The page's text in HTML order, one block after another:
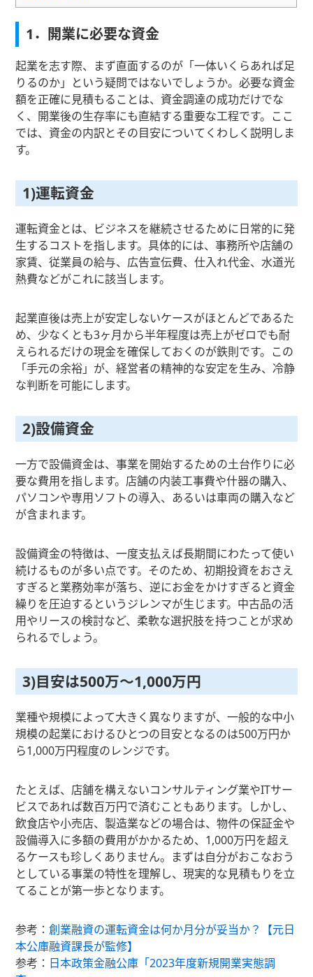
1．開業に必要な資金
起業を志す際、まず直面するのが「一体いくらあれば足
りるのか」という疑問ではないでしょうか。必要な資金
額を正確に見積もることは、資金調達の成功だけでな
く、開業後の生存率にも直結する重要な工程です。ここ
では、資金の内訳とその目安についてくわしく説明しま
す。
1)運転資金
運転資金とは、ビジネスを継続させるために日常的に発
生するコストを指します。具体的には、事務所や店舗の
家賃、従業員の給与、広告宣伝費、仕入れ代金、水道光
熱費などがこれに該当します。
起業直後は売上が安定しないケースがほとんどであるた
め、少なくとも3ヶ月から半年程度は売上がゼロでも耐
えられるだけの現金を確保しておくのが鉄則です。この
「手元の余裕」が、経営者の精神的な安定を生み、冷静
な判断を可能にします。
2)設備資金
一方で設備資金は、事業を開始するための土台作りに必
要な費用を指します。店舗の内装工事費や什器の購入、
パソコンや専用ソフトの導入、あるいは車両の購入など
が含まれます。
設備資金の特徴は、一度支払えば長期間にわたって使い
続けるものが多い点です。そのため、初期投資をおさえ
すぎると業務効率が落ち、逆にお金をかけすぎると資金
繰りを圧迫するというジレンマが生じます。中古品の活
用やリースの検討など、柔軟な選択肢を持つことが求め
られるでしょう。
3)目安は500万～1,000万円
業種や規模によって大きく異なりますが、一般的な中小
規模の起業におけるひとつの目安となるのは500万円か
ら1,000万円程度のレンジです。
たとえば、店舗を構えないコンサルティング業やITサー
ビスであれば数百万円で済むこともあります。しかし、
飲食店や小売店、製造業などの場合は、物件の保証金や
設備導入に多額の費用がかかるため、1,000万円を超え
るケースも珍しくありません。まずは自分がおこなおう
としている事業の特性を理解し、現実的な見積もりを立
てることが第一歩となります。
参考：創業融資の運転資金は何か月分が妥当か？【元日
本公庫融資課長が監修】
参考： 日本政策金融公庫「2023年度新規開業実態調